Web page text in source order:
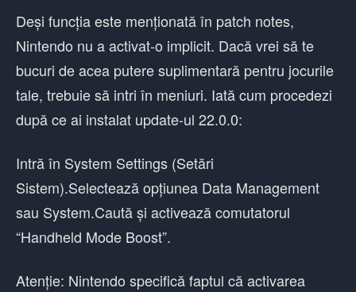
Deși funcția este menționată în patch notes,
Nintendo nu a activat-o implicit. Dacă vrei să te
bucuri de acea putere suplimentară pentru jocurile
tale, trebuie să intri în meniuri. Iată cum procedezi
după ce ai instalat update-ul 22.0.0:
Intră în System Settings (Setări
Sistem).Selectează opțiunea Data Management
sau System.Caută și activează comutatorul
“Handheld Mode Boost”.
Atenție: Nintendo specifică faptul că activarea